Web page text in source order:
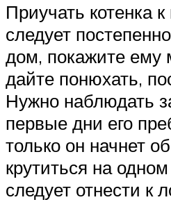
Приучать котенка
следует
дом, покажите ему
дайте понюхать,
Нужно наблюдать
первые дни его
только он начнет
крутиться на
следует отнести к